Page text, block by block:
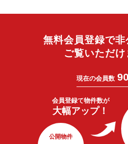
無料会員登録で非
ご覧いただけ
現在の会員数
会員登録で物件数が
大幅アップ！
公開物件